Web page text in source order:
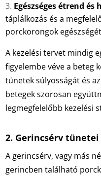
Egészséges étrend és
táplálkozás és a
porckorongok
A kezelési tervet mindig
figyelembe véve a beteg
tünetek súlyosságát és
betegek szorosan
legmegfelelőbb kezelési
2. Gerincsérv tünetei
A gerincsérv, vagy más
gerincben található